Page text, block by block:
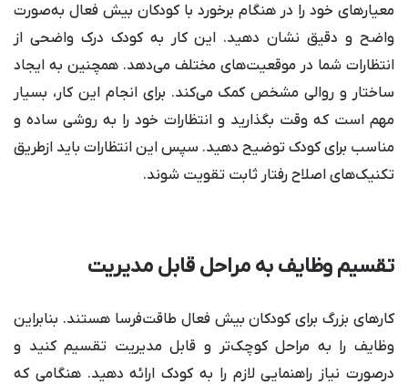
معیارهای خود را در هنگام برخورد با کودکان بیش فعال به‌صورت
واضح و دقیق نشان دهید. این کار به کودک درک واضحی از
انتظارات شما در موقعیت‌های مختلف می‌دهد. همچنین به ایجاد
ساختار و روالی مشخص کمک می‌کند. برای انجام این کار، بسیار
مهم است که وقت بگذارید و انتظارات خود را به روشی ساده و
مناسب برای کودک توضیح دهید. سپس این انتظارات باید ازطریق
تکنیک‌های اصلاح رفتار ثابت تقویت شوند.
تقسیم وظایف به مراحل قابل مدیریت
کارهای بزرگ برای کودکان بیش فعال طاقت‌فرسا هستند. بنابراین
وظایف را به مراحل کوچک‌تر و قابل مدیریت تقسیم کنید و
درصورت نیاز راهنمایی لازم را به کودک ارائه دهید. هنگامی که